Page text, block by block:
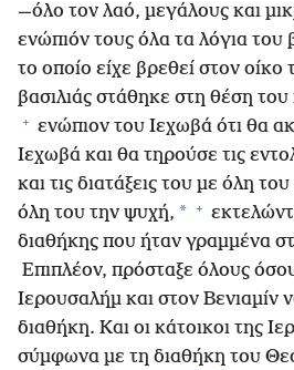
—όλο τον λαό, μεγάλους και
ενώπιόν τους όλα τα λόγια του
το οποίο είχε βρεθεί στον οίκο
βασιλιάς στάθηκε στη θέση
+ ενώπιον του Ιεχωβά ότι θα
Ιεχωβά και θα τηρούσε τις
και τις διατάξεις του με όλη
όλη του την ψυχή, * +
διαθήκης που ήταν γραμμένα
Επιπλέον, πρόσταξε όλους
Ιερουσαλήμ και στον Βενιαμίν
διαθήκη. Και οι κάτοικοι της
σύμφωνα με τη διαθήκη του